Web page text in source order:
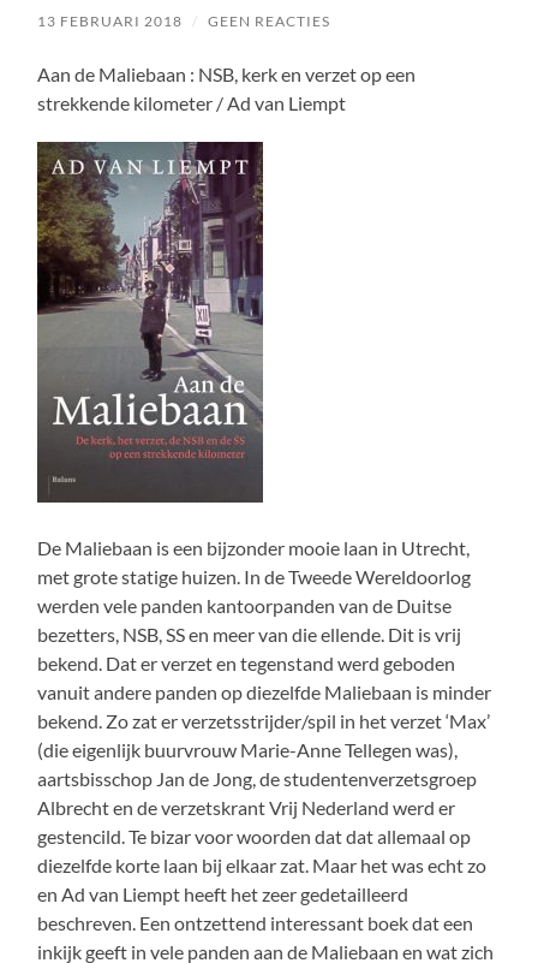
13 FEBRUARI 2018 / GEEN REACTIES
Aan de Maliebaan : NSB, kerk en verzet op een
strekkende kilometer / Ad van Liempt
De Maliebaan is een bijzonder mooie laan in Utrecht,
met grote statige huizen. In de Tweede Wereldoorlog
werden vele panden kantoorpanden van de Duitse
bezetters, NSB, SS en meer van die ellende. Dit is vrij
bekend. Dat er verzet en tegenstand werd geboden
vanuit andere panden op diezelfde Maliebaan is minder
bekend. Zo zat er verzetsstrijder/spil in het verzet ‘Max’
(die eigenlijk buurvrouw Marie-Anne Tellegen was),
aartsbisschop Jan de Jong, de studentenverzetsgroep
Albrecht en de verzetskrant Vrij Nederland werd er
gestencild. Te bizar voor woorden dat dat allemaal op
diezelfde korte laan bij elkaar zat. Maar het was echt zo
en Ad van Liempt heeft het zeer gedetailleerd
beschreven. Een ontzettend interessant boek dat een
inkijk geeft in vele panden aan de Maliebaan en wat zich